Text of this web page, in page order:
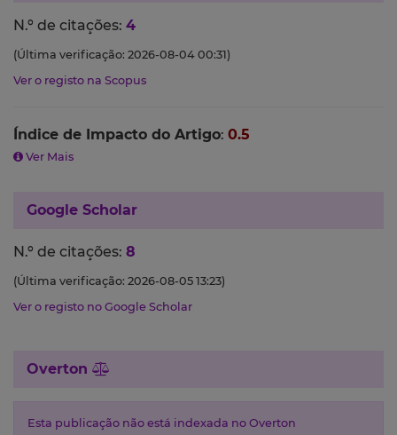
N.º de citações: 4
(Última verificação: 2026-08-04 00:31)
Ver o registo na Scopus
Índice de Impacto do Artigo: 0.5
Ver Mais
Google Scholar
N.º de citações: 8
(Última verificação: 2026-08-05 13:23)
Ver o registo no Google Scholar
Overton
Esta publicação não está indexada no Overton